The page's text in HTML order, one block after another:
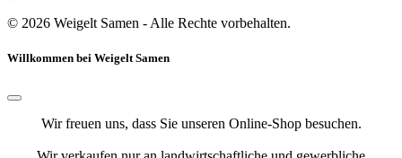
© 2026 Weigelt Samen - Alle Rechte vorbehalten.
Willkommen bei Weigelt Samen
Wir freuen uns, dass Sie unseren Online-Shop besuchen.